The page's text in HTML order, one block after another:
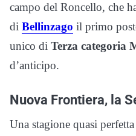
campo del Roncello, che
di Bellinzago il primo
unico di Terza categoria
d’anticipo.
Nuova Frontiera, la
Una stagione quasi